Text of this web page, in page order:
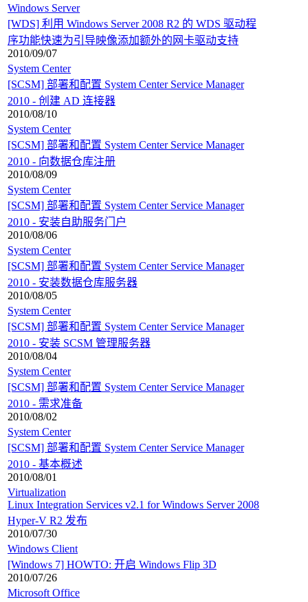
Windows Server
[WDS] 利用 Windows Server 2008 R2 的 WDS 驱动程
序功能快速为引导映像添加额外的网卡驱动支持
2010/09/07
System Center
[SCSM] 部署和配置 System Center Service Manager
2010 - 创建 AD 连接器
2010/08/10
System Center
[SCSM] 部署和配置 System Center Service Manager
2010 - 向数据仓库注册
2010/08/09
System Center
[SCSM] 部署和配置 System Center Service Manager
2010 - 安装自助服务门户
2010/08/06
System Center
[SCSM] 部署和配置 System Center Service Manager
2010 - 安装数据仓库服务器
2010/08/05
System Center
[SCSM] 部署和配置 System Center Service Manager
2010 - 安装 SCSM 管理服务器
2010/08/04
System Center
[SCSM] 部署和配置 System Center Service Manager
2010 - 需求准备
2010/08/02
System Center
[SCSM] 部署和配置 System Center Service Manager
2010 - 基本概述
2010/08/01
Virtualization
Linux Integration Services v2.1 for Windows Server 2008
Hyper-V R2 发布
2010/07/30
Windows Client
[Windows 7] HOWTO: 开启 Windows Flip 3D
2010/07/26
Microsoft Office